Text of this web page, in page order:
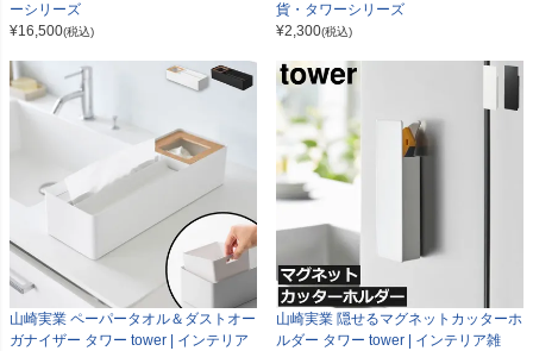
ーシリーズ
¥16,500(税込)
貨・タワーシリーズ
¥2,300(税込)
山崎実業 ペーパータオル＆ダストオー
ガナイザー タワー tower | インテリア
山崎実業 隠せるマグネットカッターホ
ルダー タワー tower | インテリア雑